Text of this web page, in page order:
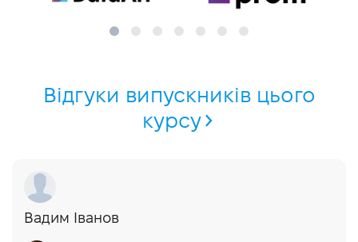
Відгуки випускників цього
курсу
Вадим Іванов